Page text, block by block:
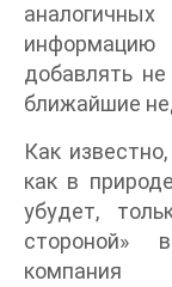
добавлять
ближайшие
Как
как в
убудет,
стороной»